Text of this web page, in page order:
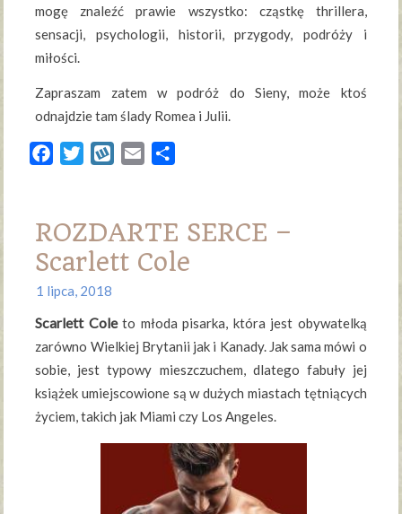
mogę znaleźć prawie wszystko: cząstkę thrillera,
sensacji, psychologii, historii, przygody, podróży i
miłości.
Zapraszam zatem w podróż do Sieny, może ktoś
odnajdzie tam ślady Romea i Julii.
FacebookTwitterWykopEmail
ROZDARTE SERCE –
Scarlett Cole
1 lipca, 2018
Scarlett Coleto młoda pisarka, która jest obywatelką
zarówno Wielkiej Brytanii jak i Kanady. Jak sama mówi o
sobie, jest typowy mieszczuchem, dlatego fabuły jej
książek umiejscowione są w dużych miastach tętniących
życiem, takich jak Miami czy Los Angeles.